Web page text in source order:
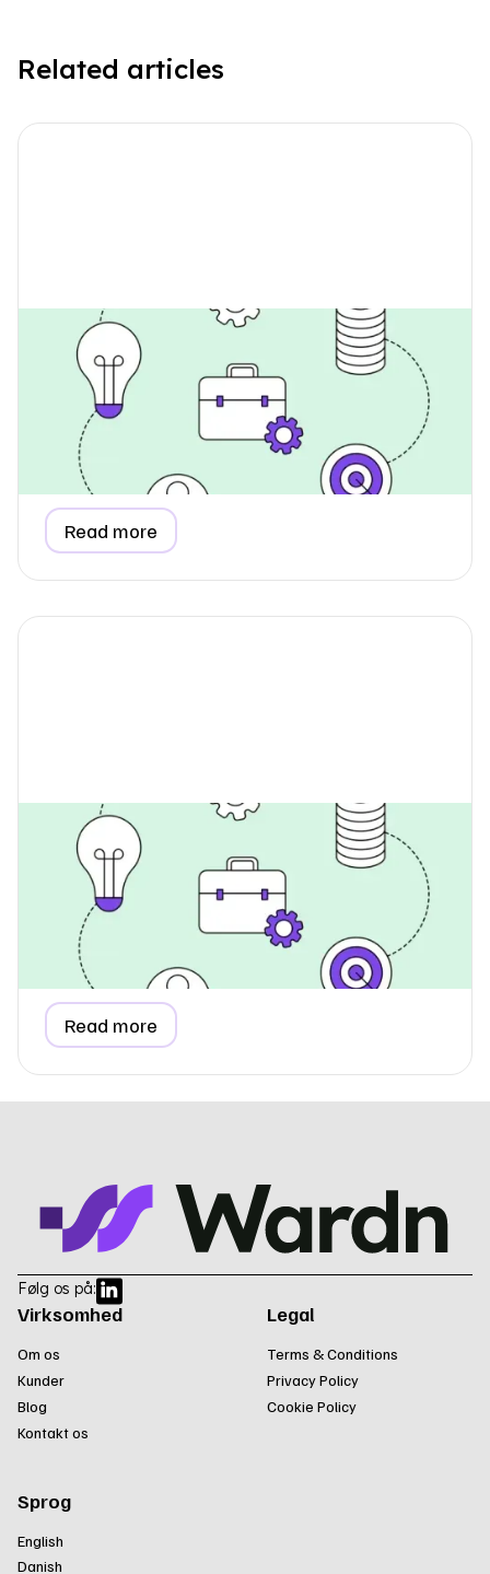
Related articles
Hvordan indsamler jeg data til
emissionsberegning for
medarbejderpendling?
Lær, hvordan du indsamler præcise data om
medarbejderpendling til din ESG-rapport, forstå hvorfor
det hører til i Scope 3, og se hvordan et enkelt
spørgeskema gør processen nem.
Read more
Hvordan rapporterer jeg
forbrugsdata, når jeg lejer
kontorplads?
Lær, hvordan du rapporterer forbrugsdata for et lejet
kontor, kontorhotel eller coworking space i din ESG-
rapport, herunder metoder til forholdsmæssig fordeling
og fakturabaserede estimater.
Read more
Følg os på:
Virksomhed
Om os
Kunder
Blog
Kontakt os
Legal
Terms & Conditions
Privacy Policy
Cookie Policy
Sprog
English
Danish